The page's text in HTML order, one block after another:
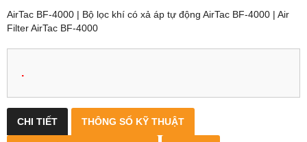
AirTac BF-4000 | Bộ lọc khí có xả áp tự động AirTac BF-4000 | Air
Filter AirTac BF-4000
CHI TIẾT THÔNG SỐ KỸ THUẬT